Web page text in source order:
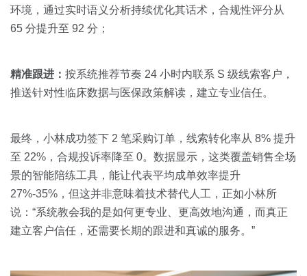
环境，通过实时语义分析持续优化其话术，合规性评分从
65 分提升至 92 分；
精准跟进： 按系统推荐节奏 24 小时内联系 S 级线索客户，
推送针对性临床数据与医保政策解读，建立专业信任。
最终，小林成功签下 2 笔采购订单，线索转化率从 8% 提升
至 22%，合规投诉率降至 0。数据显示，这类覆盖销售全场
景的智能陪练工具，能让代表平均成单效率提升
27%-35%，但这并非意味着技术替代人工，正如小林所
说：“系统教会我的是如何更专业、更高效地沟通，而真正
建立客户信任，还需要长期的跟进和真诚的服务。”